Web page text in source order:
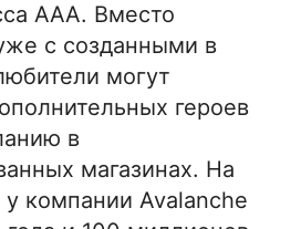
ААА. Вместо
с созданными в
могут
героев
в
магазинах. На
компании Avalanche